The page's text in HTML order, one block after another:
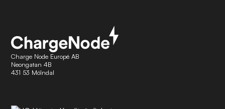
Charge Node Europé AB
Neongatan 4B
431 53 Mölndal